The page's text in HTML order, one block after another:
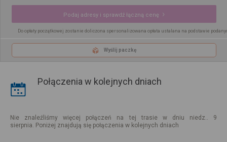
Podaj adresy i sprawdź łączną cenę
Do opłaty początkowej zostanie doliczona spersonalizowana opłata ustalana na podstawie
Wyślij paczkę
Połączenia w kolejnych dniach
Nie znaleźliśmy więcej połączeń na tej trasie w dniu niedz.. 9
sierpnia. Poniżej znajdują się połączenia w kolejnych dniach